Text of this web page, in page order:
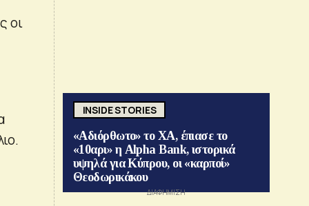
οι
INSIDE STORIES
«Αδιόρθωτο» το ΧΑ, έπιασε το
«10αρι» η Alpha Bank, ιστορικά
υψηλά για Κύπρου, οι «καρποί»
Θεοδωρικάκου